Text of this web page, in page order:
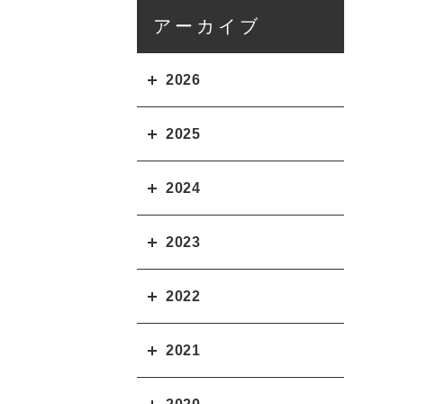
アーカイブ
2026
2025
2024
2023
2022
2021